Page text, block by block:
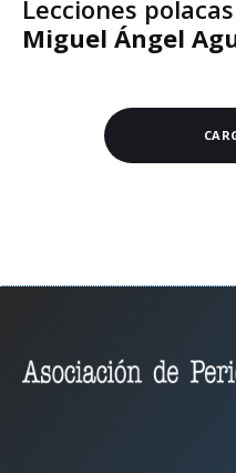
Lecciones
Miguel Ángel